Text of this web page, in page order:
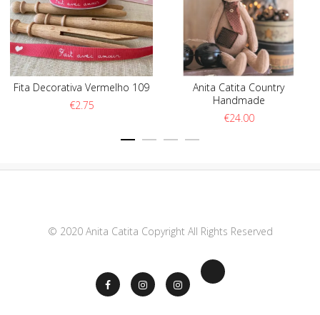
Fita Decorativa Vermelho 109
€2.75
Anita Catita Country
Handmade
€24.00
© 2020 Anita Catita Copyright All Rights Reserved